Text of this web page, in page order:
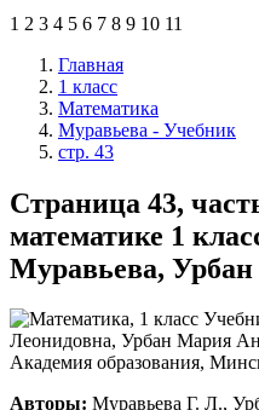
1 2 3 4 5 6 7 8 9 10 11
Главная
1 класс
Математика
Муравьева - Учебник
стр. 43
Страница 43,
математике 1
Муравьева, Урбан
Авторы: Муравьева Г. Л.,